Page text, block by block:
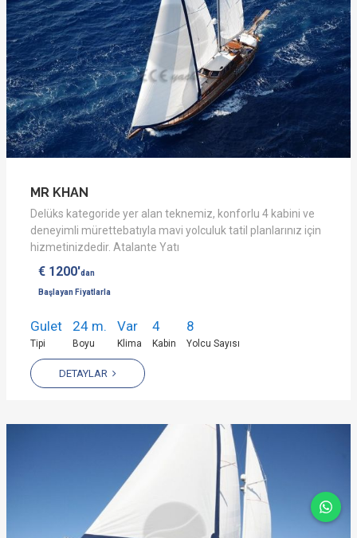
MR KHAN
Delüks kategoride yer alan teknemiz, konforlu 4 kabini ve
deneyimli mürettebatıyla mavi yolculuk tatil planlarınız için
hizmetinizdedir. Atalante Yatı
€ 1200'dan
Başlayan Fiyatlarla
Gulet
Tipi
24 m.
Boyu
Var
Klima
4
Kabin
8
Yolcu Sayısı
DETAYLAR